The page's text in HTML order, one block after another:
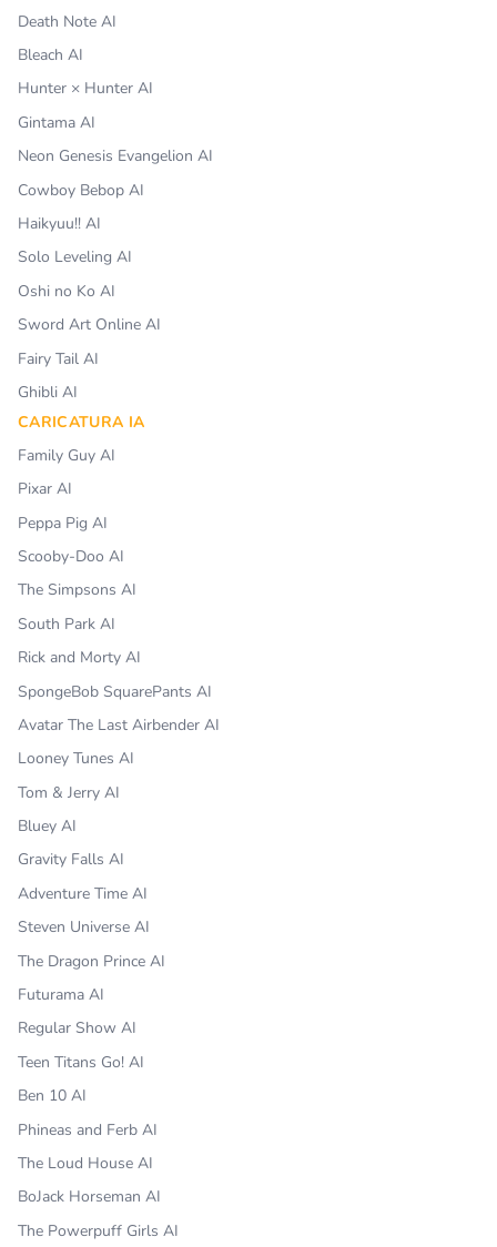
Death Note AI
Bleach AI
Hunter × Hunter AI
Gintama AI
Neon Genesis Evangelion AI
Cowboy Bebop AI
Haikyuu!! AI
Solo Leveling AI
Oshi no Ko AI
Sword Art Online AI
Fairy Tail AI
Ghibli AI
CARICATURA IA
Family Guy AI
Pixar AI
Peppa Pig AI
Scooby-Doo AI
The Simpsons AI
South Park AI
Rick and Morty AI
SpongeBob SquarePants AI
Avatar The Last Airbender AI
Looney Tunes AI
Tom & Jerry AI
Bluey AI
Gravity Falls AI
Adventure Time AI
Steven Universe AI
The Dragon Prince AI
Futurama AI
Regular Show AI
Teen Titans Go! AI
Ben 10 AI
Phineas and Ferb AI
The Loud House AI
BoJack Horseman AI
The Powerpuff Girls AI